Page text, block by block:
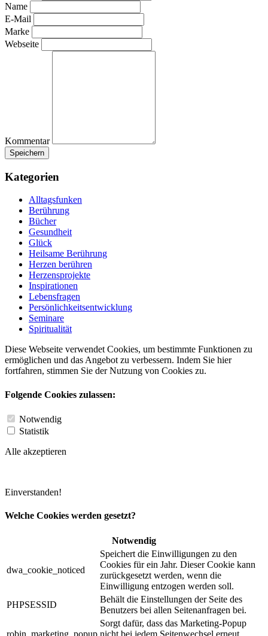
Name
E-Mail
Marke
Webseite
Kommentar
Kategorien
Alltagsfunken
Berührung
Bücher
Gesundheit
Glück
Heilsame Berührung
Herzen berühren
Herzensprojekte
Inspirationen
Lebensfragen
Persönlichkeitsentwicklung
Seminare
Spiritualität
Diese Webseite verwendet Cookies, um bestimmte Funktionen zu
ermöglichen und das Angebot zu verbessern. Indem Sie hier
fortfahren, stimmen Sie der Nutzung von Cookies zu.
Folgende Cookies zulassen:
Notwendig
Statistik
Alle akzeptieren
Einverstanden!
Welche Cookies werden gesetzt?
Notwendig
dwa_cookie_noticed
Speichert die Einwilligungen zu den
Cookies für ein Jahr. Dieser Cookie kann
zurückgesetzt werden, wenn die
Einwilligung entzogen werden soll.
PHPSESSID
Behält die Einstellungen der Seite des
Benutzers bei allen Seitenanfragen bei.
Sorgt dafür, dass das Marketing-Popup